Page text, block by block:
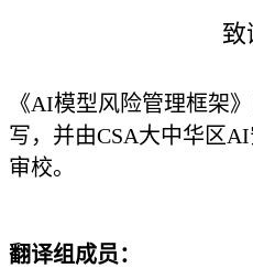
致
《AI模型风险管理框架
写，并由CSA大中华区
审校。
翻译组成员：